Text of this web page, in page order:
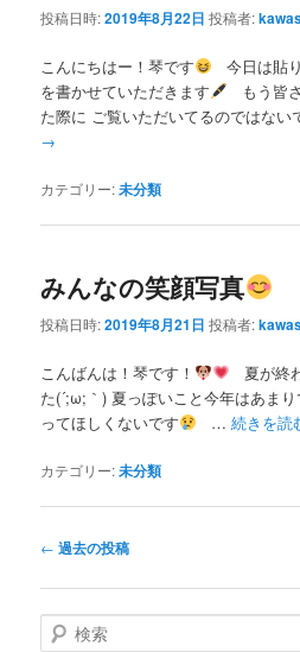
投稿日時:2019年8月22日 投稿者:
こんにちはー！琴です
今日は貼
を書かせていただきます
もう皆
た際に ご覧いただいてるのではな
→
カテゴリー:未分類
みんなの笑顔写真
投稿日時:2019年8月21日 投稿者:
こんばんは！琴です！
夏が終
た(´;ω;｀) 夏っぽいこと今年はあま
ってほしくないです
… 続きを読
カテゴリー:未分類
投
ナ
ビ
ゲ
← 過去の投稿
検